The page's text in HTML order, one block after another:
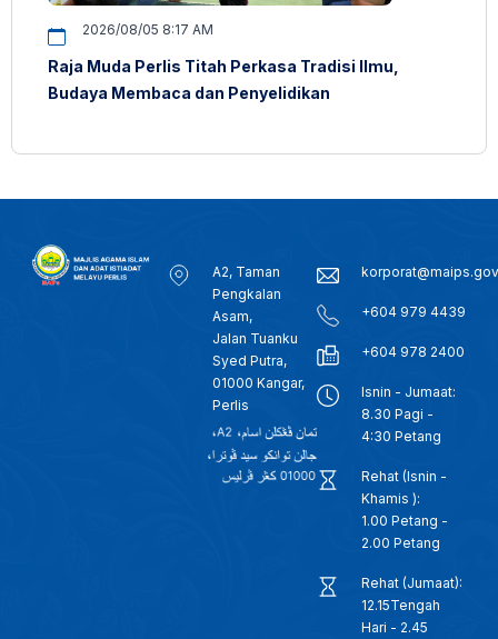
2026/08/05 8:17 AM
Raja Muda Perlis Titah Perkasa Tradisi Ilmu,
Budaya Membaca dan Penyelidikan
A2, Taman
Pengkalan
Asam,
Jalan Tuanku
Syed Putra,
01000 Kangar,
Perlis
+604 979 4439
+604 978 2400
Isnin - Jumaat:
8.30 Pagi -
4:30 Petang
Rehat (Isnin -
Khamis ):
1.00 Petang -
2.00 Petang
Rehat (Jumaat):
12.15Tengah
Hari - 2.45